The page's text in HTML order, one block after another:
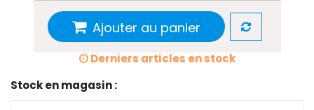
Ajouter au panier
Derniers articles en stock
Stock en magasin :